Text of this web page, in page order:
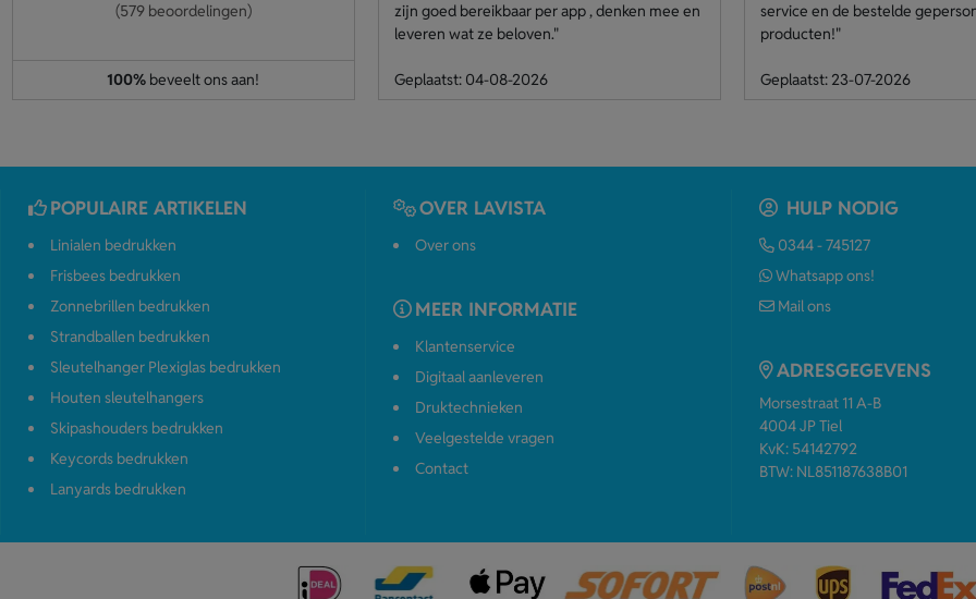
(579 beoordelingen)
100% beveelt ons aan!
zijn goed bereikbaar per app , denken mee en
leveren wat ze beloven."
Geplaatst: 04-08-2026
service en de bestelde
producten!"
Geplaatst: 23-07-2026
POPULAIRE ARTIKELEN
Linialen bedrukken
Frisbees bedrukken
Zonnebrillen bedrukken
Strandballen bedrukken
Sleutelhanger Plexiglas bedrukken
Houten sleutelhangers
Skipashouders bedrukken
Keycords bedrukken
Lanyards bedrukken
OVER LAVISTA
Over ons
MEER INFORMATIE
Klantenservice
Digitaal aanleveren
Druktechnieken
Veelgestelde vragen
Contact
HULP NODIG
0344 - 745127
Whatsapp ons!
Mail ons
ADRESGEGEVENS
Morsestraat 11 A-B
4004 JP Tiel
KvK: 54142792
BTW: NL851187638B01